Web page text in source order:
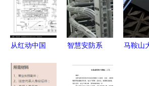
从红动中国
厕施工图中
智慧安防系
时代下的监
马鞍山